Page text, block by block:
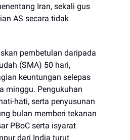
Iran, sekali gus
AS secara tidak
pembetulan daripada
(SMA) 50 hari,
keuntungan selepas
minggu. Pengukuhan
hati, serta penyusunan
bulan memberi tekanan
PBoC serta isyarat
dari India turut